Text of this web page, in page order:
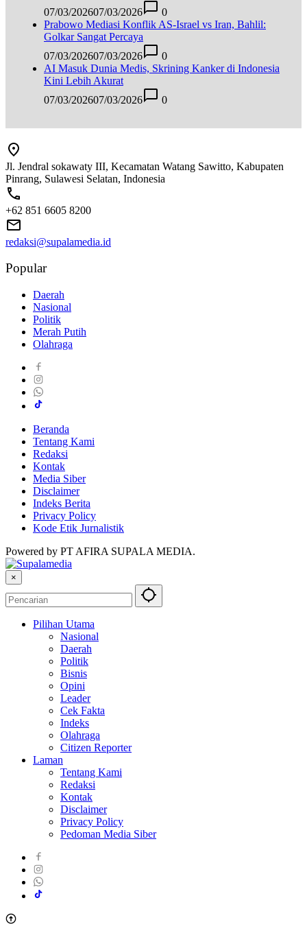
07/03/202607/03/2026
0
Prabowo Mediasi Konflik AS-Israel vs Iran, Bahlil:
Golkar Sangat Percaya
07/03/202607/03/2026
0
AI Masuk Dunia Medis, Skrining Kanker di Indonesia
Kini Lebih Akurat
07/03/202607/03/2026 0
Jl. Jendral sokawaty III, Kecamatan Watang Sawitto, Kabupaten
Pinrang, Sulawesi Selatan, Indonesia
+62 851 6605 8200
redaksi@supalamedia.id
Popular
Daerah
Nasional
Politik
Merah Putih
Olahraga
Beranda
Tentang Kami
Redaksi
Kontak
Media Siber
Disclaimer
Indeks Berita
Privacy Policy
Kode Etik Jurnalistik
Powered by PT AFIRA SUPALA MEDIA.
×
Pilihan Utama
Nasional
Daerah
Politik
Bisnis
Opini
Leader
Cek Fakta
Indeks
Olahraga
Citizen Reporter
Laman
Tentang Kami
Redaksi
Kontak
Disclaimer
Privacy Policy
Pedoman Media Siber